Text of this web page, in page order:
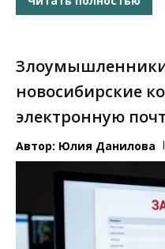
новосибирские
электронную
Автор: Юлия Данилова